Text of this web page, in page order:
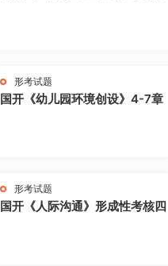
形考试题
国开《幼儿园环境创设》4-7章
形考试题
国开《人际沟通》形成性考核四